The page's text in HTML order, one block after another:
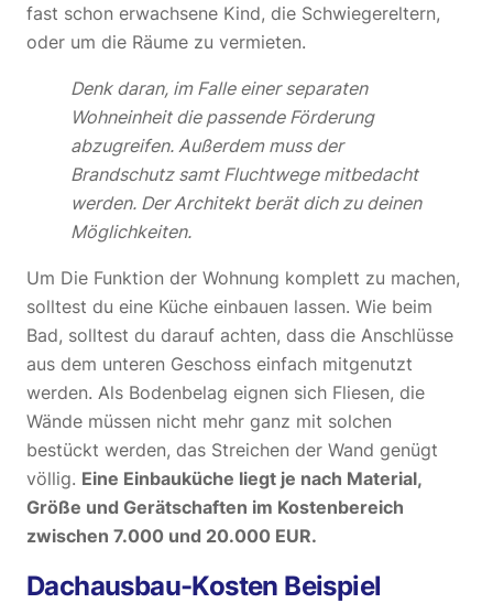
fast schon erwachsene Kind, die Schwiegereltern,
oder um die Räume zu vermieten.
Denk daran, im Falle einer separaten
Wohneinheit die passende Förderung
abzugreifen. Außerdem muss der
Brandschutz samt Fluchtwege mitbedacht
werden. Der Architekt berät dich zu deinen
Möglichkeiten.
Um Die Funktion der Wohnung komplett zu machen,
solltest du eine Küche einbauen lassen. Wie beim
Bad, solltest du darauf achten, dass die Anschlüsse
aus dem unteren Geschoss einfach mitgenutzt
werden. Als Bodenbelag eignen sich Fliesen, die
Wände müssen nicht mehr ganz mit solchen
bestückt werden, das Streichen der Wand genügt
völlig. Eine Einbauküche liegt je nach Material,
Größe und Gerätschaften im Kostenbereich
zwischen 7.000 und 20.000 EUR.
Dachausbau-Kosten Beispiel